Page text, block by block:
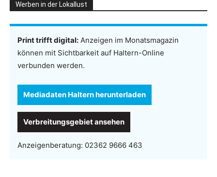
Werben in der Lokallust
Print trifft digital: Anzeigen im Monatsmagazin
können mit Sichtbarkeit auf Haltern-Online
verbunden werden.
Mediadaten Haltern herunterladen
Verbreitungsgebiet ansehen
Anzeigenberatung: 02362 9666 463